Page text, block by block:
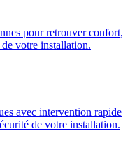
pour retrouver confort,
votre installation.
avec intervention rapide
de votre installation.